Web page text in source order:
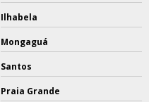
Ilhabela
Mongaguá
Santos
Praia Grande